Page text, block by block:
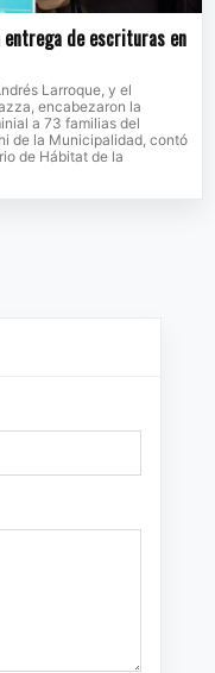
entrega de escrituras en
Larroque, y el
encabezaron la
a 73 familias del
de la Municipalidad, contó
de Hábitat de la